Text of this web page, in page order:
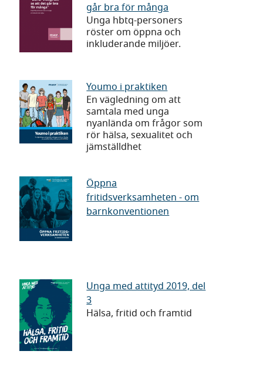
är
viktigt
att
det
går
bra
för
går bra för många
Unga hbtq-personers
röster om öppna och
inkluderande miljöer.
Youmo
i
praktiken
Youmo i praktiken
En vägledning om att
samtala med unga
nyanlända om frågor som
rör hälsa, sexualitet och
jämställdhet
Öppna
fritidsverksamheten
-
Öppna
fritidsverksamheten - om
barnkonventionen
Unga
med
attityd
Unga med attityd 2019, del
3
Hälsa, fritid och framtid